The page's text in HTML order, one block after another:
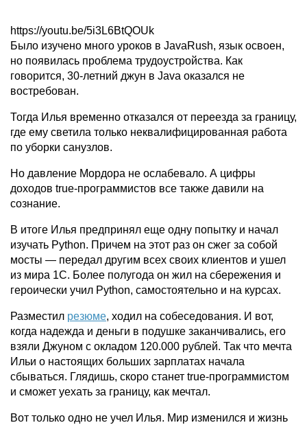
https://youtu.be/5i3L6BtQOUk
Было изучено много уроков в JavaRush, язык освоен,
но появилась проблема трудоустройства. Как
говорится, 30-летний джун в Java оказался не
востребован.
Тогда Илья временно отказался от переезда за границу,
где ему светила только неквалифицированная работа
по уборки санузлов.
Но давление Мордора не ослабевало. А цифры
доходов true-программистов все также давили на
сознание.
В итоге Илья предпринял еще одну попытку и начал
изучать Python. Причем на этот раз он сжег за собой
мосты — передал другим всех своих клиентов и ушел
из мира 1С. Более полугода он жил на сбережения и
героически учил Python, самостоятельно и на курсах.
Разместил резюме, ходил на собеседования. И вот,
когда надежда и деньги в подушке заканчивались, его
взяли Джуном с окладом 120.000 рублей. Так что мечта
Ильи о настоящих больших зарплатах начала
сбываться. Глядишь, скоро станет true-программистом
и сможет уехать за границу, как мечтал.
Вот только одно не учел Илья. Мир изменился и жизнь